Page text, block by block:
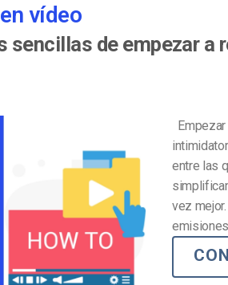
vídeo
sencillas de empezar
entre las
vez
emisiones